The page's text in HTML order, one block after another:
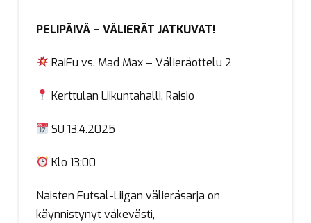
PELIPÄIVÄ – VÄLIERÄT JATKUVAT!
RaiFu vs. Mad Max – Välieräottelu 2
Kerttulan Liikuntahalli, Raisio
SU 13.4.2025
Klo 13:00
Naisten Futsal-Liigan välieräsarja on
käynnistynyt väkevästi,